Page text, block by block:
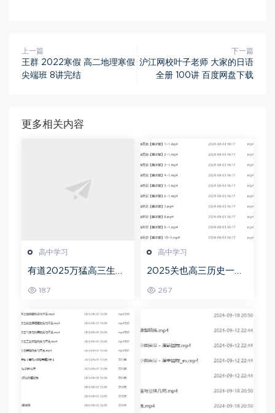
上一篇
王群 2022寒假 高二地理寒假
尖端班 8讲完结
下一篇
沪江网校叶子老师 大家的日语
全册 100讲 百度网盘下载
更多相关内容
高中学习
有道2025万猛高三生物
教程
187
高中学习
2025关也高三历史一轮
教程
267